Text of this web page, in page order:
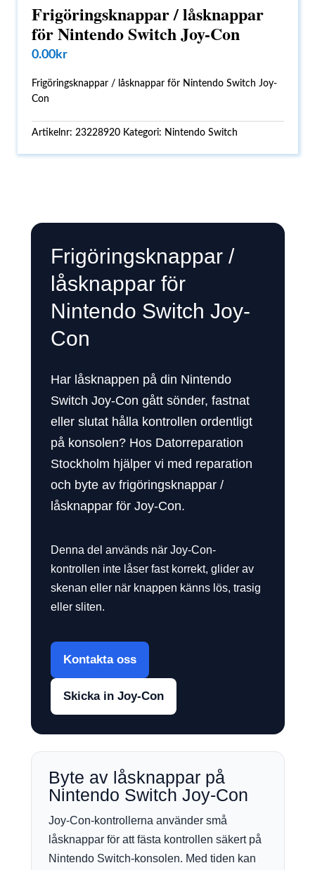
Frigöringsknappar / låsknappar
för Nintendo Switch Joy-Con
0.00kr
Frigöringsknappar / låsknappar för Nintendo Switch Joy-
Con
Artikelnr:23228920 Kategori: Nintendo Switch
Frigöringsknappar /
låsknappar för
Nintendo Switch Joy-
Con
Har låsknappen på din Nintendo
Switch Joy-Con gått sönder, fastnat
eller slutat hålla kontrollen ordentligt
på konsolen? Hos Datorreparation
Stockholm hjälper vi med reparation
och byte av frigöringsknappar /
låsknappar för Joy-Con.
Denna del används när Joy-Con-
kontrollen inte låser fast korrekt, glider av
skenan eller när knappen känns lös, trasig
eller sliten.
Kontakta oss
Skicka in Joy-Con
Byte av låsknappar på
Nintendo Switch Joy-Con
Joy-Con-kontrollerna använder små
låsknappar för att fästa kontrollen säkert på
Nintendo Switch-konsolen. Med tiden kan